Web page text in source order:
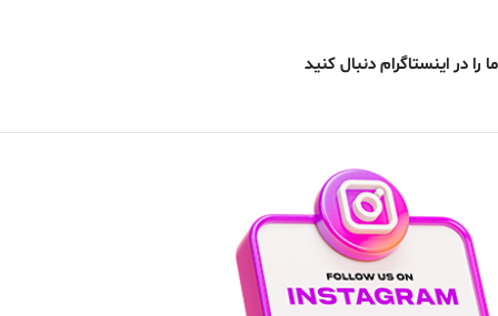
ما را در اینستاگرام دنبال کنید